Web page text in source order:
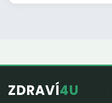
ZDRAVÍ4U